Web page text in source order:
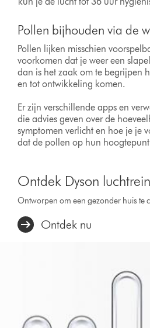
Pollen bijhouden via de
Pollen lijken misschien
voorkomen dat je weer een
dan is het zaak om te begrijpen
en tot ontwikkeling komen.
Er zijn verschillende apps en
die advies geven over de
symptomen verlicht en hoe je je
dat de pollen op hun
Ontdek Dyson
Ontworpen om een gezonder huis te
Ontdek nu